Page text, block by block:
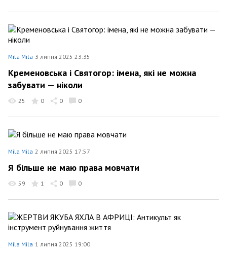
Mila Mila 3 липня 2025 23:35
Кременовська і Святогор: імена, які не можна
забувати — ніколи
25 0 0 0
Mila Mila 2 липня 2025 17:57
Я більше не маю права мовчати
59 1 0 0
Mila Mila 1 липня 2025 19:00